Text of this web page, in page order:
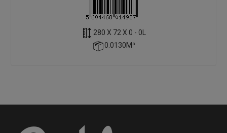
280 X 72 X 0 - 0L
0.0130M³